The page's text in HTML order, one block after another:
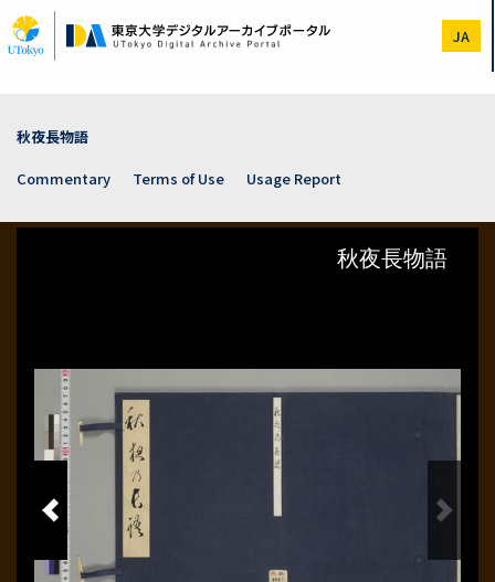
to
main
JA
秋夜長物語
Commentary
Terms of Use Usage Report